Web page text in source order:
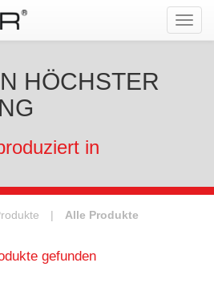
HÖCHSTER
in
| Alle Produkte
gefunden